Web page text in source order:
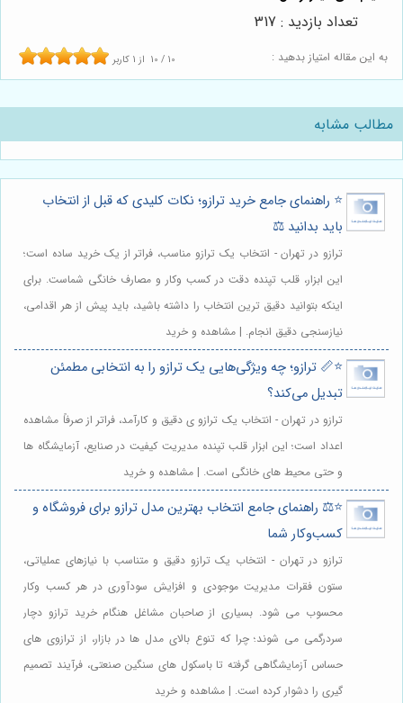
به این مقاله امتیاز بدهید : 10 / 10 از 1 کاربر
تعداد بازدید : 317
مطالب مشابه
⭐️ راهنمای جامع خرید ترازو؛ نکات کلیدی که قبل از انتخاب
باید بدانید ⚖️
ترازو در تهران - انتخاب یک ترازو مناسب، فراتر از یک خرید ساده است؛
این ابزار، قلب تپنده دقت در کسب وکار و مصارف خانگی شماست. برای
اینکه بتوانید دقیق ترین انتخاب را داشته باشید، باید پیش از هر اقدامی،
نیازسنجی دقیق انجام. | مشاهده و خرید
⭐️📏 ترازو؛ چه ویژگی‌هایی یک ترازو را به انتخابی مطمئن
تبدیل می‌کند؟
ترازو در تهران - انتخاب یک ترازو ی دقیق و کارآمد، فراتر از صرفاً مشاهده
اعداد است؛ این ابزار قلب تپنده مدیریت کیفیت در صنایع، آزمایشگاه ها
و حتی محیط های خانگی است. | مشاهده و خرید
⭐️⚖️ راهنمای جامع انتخاب بهترین مدل ترازو برای فروشگاه و
کسب‌وکار شما
ترازو در تهران - انتخاب یک ترازو دقیق و متناسب با نیازهای عملیاتی،
ستون فقرات مدیریت موجودی و افزایش سودآوری در هر کسب وکار
محسوب می شود. بسیاری از صاحبان مشاغل هنگام خرید ترازو دچار
سردرگمی می شوند؛ چرا که تنوع بالای مدل ها در بازار، از ترازوی های
حساس آزمایشگاهی گرفته تا باسکول های سنگین صنعتی، فرآیند تصمیم
گیری را دشوار کرده است. | مشاهده و خرید